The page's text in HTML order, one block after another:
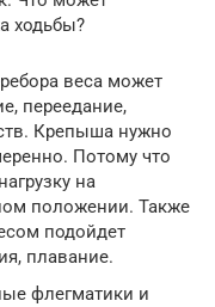
ходьбы?
веса может
переедание,
Крепыша нужно
Потому что
на
положении. Также
подойдет
плавание.
флегматики и